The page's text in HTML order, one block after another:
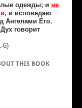
одежды; и не
, и исповедаю
Ангелами Его.
говорит
6)
THIS BOOK